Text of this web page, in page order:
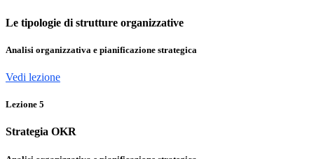
Le tipologie di strutture organizzative
Analisi organizzativa e pianificazione strategica
Vedi lezione
Lezione 5
Strategia OKR